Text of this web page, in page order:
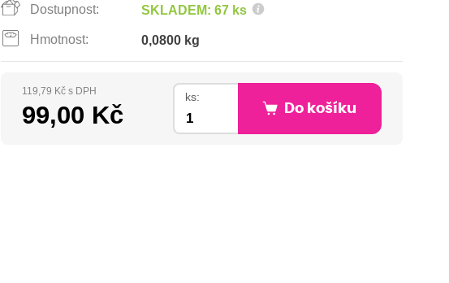
Dostupnost: SKLADEM: 67 ks
Hmotnost: 0,0800 kg
119,79 Kč s DPH
99,00 Kč
ks:
Do košíku